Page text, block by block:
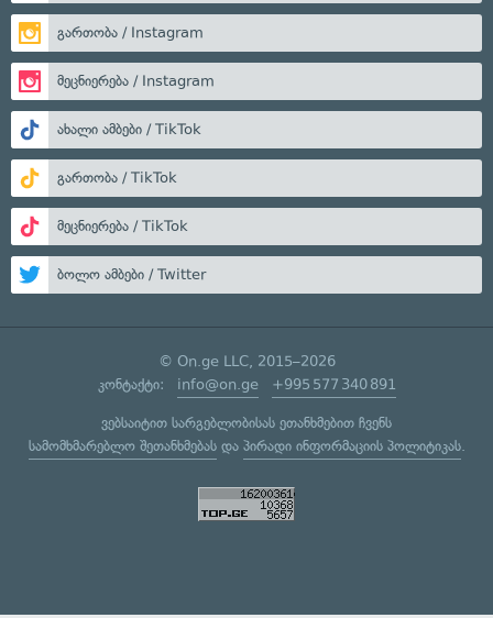
გართობა / Instagram
მეცნიერება / Instagram
ახალი ამბები / TikTok
გართობა / TikTok
მეცნიერება / TikTok
ბოლო ამბები / Twitter
© On.ge LLC, 2015–2026
კონტაქტი: info@on.ge +995 577 340 891
ვებსაიტით სარგებლობისას ეთანხმებით ჩვენს
სამომხმარებლო შეთანხმებასდა პირადი ინფორმაციის პოლიტიკას.